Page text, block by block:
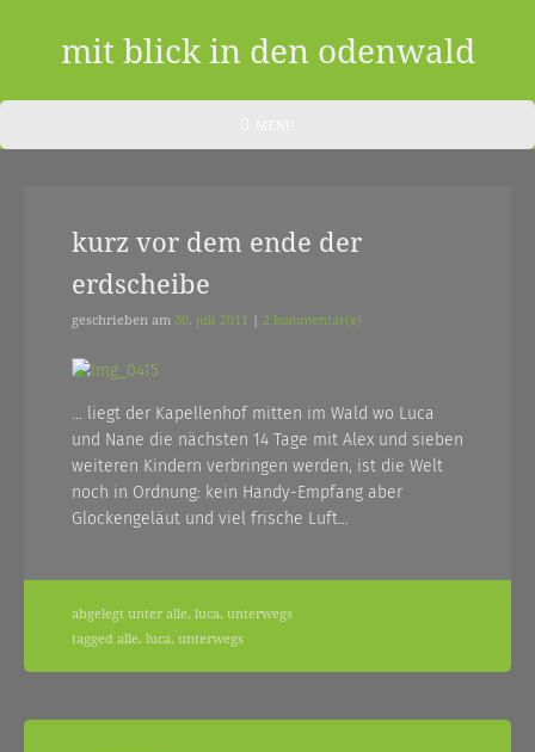
mit blick in den odenwald
blog
dem
odenwald
zwischendurch
nebenher…
kurz vor dem ende der
erdscheibe
geschrieben am 30. juli 2011 | 2 kommentar(e)
… liegt der Kapellenhof mitten im Wald wo Luca
und Nane die nächsten 14 Tage mit Alex und sieben
weiteren Kindern verbringen werden, ist die Welt
noch in Ordnung: kein Handy-Empfang aber
Glockengeläut und viel frische Luft…
abgelegt unter alle, luca, unterwegs
tagged alle, luca, unterwegs